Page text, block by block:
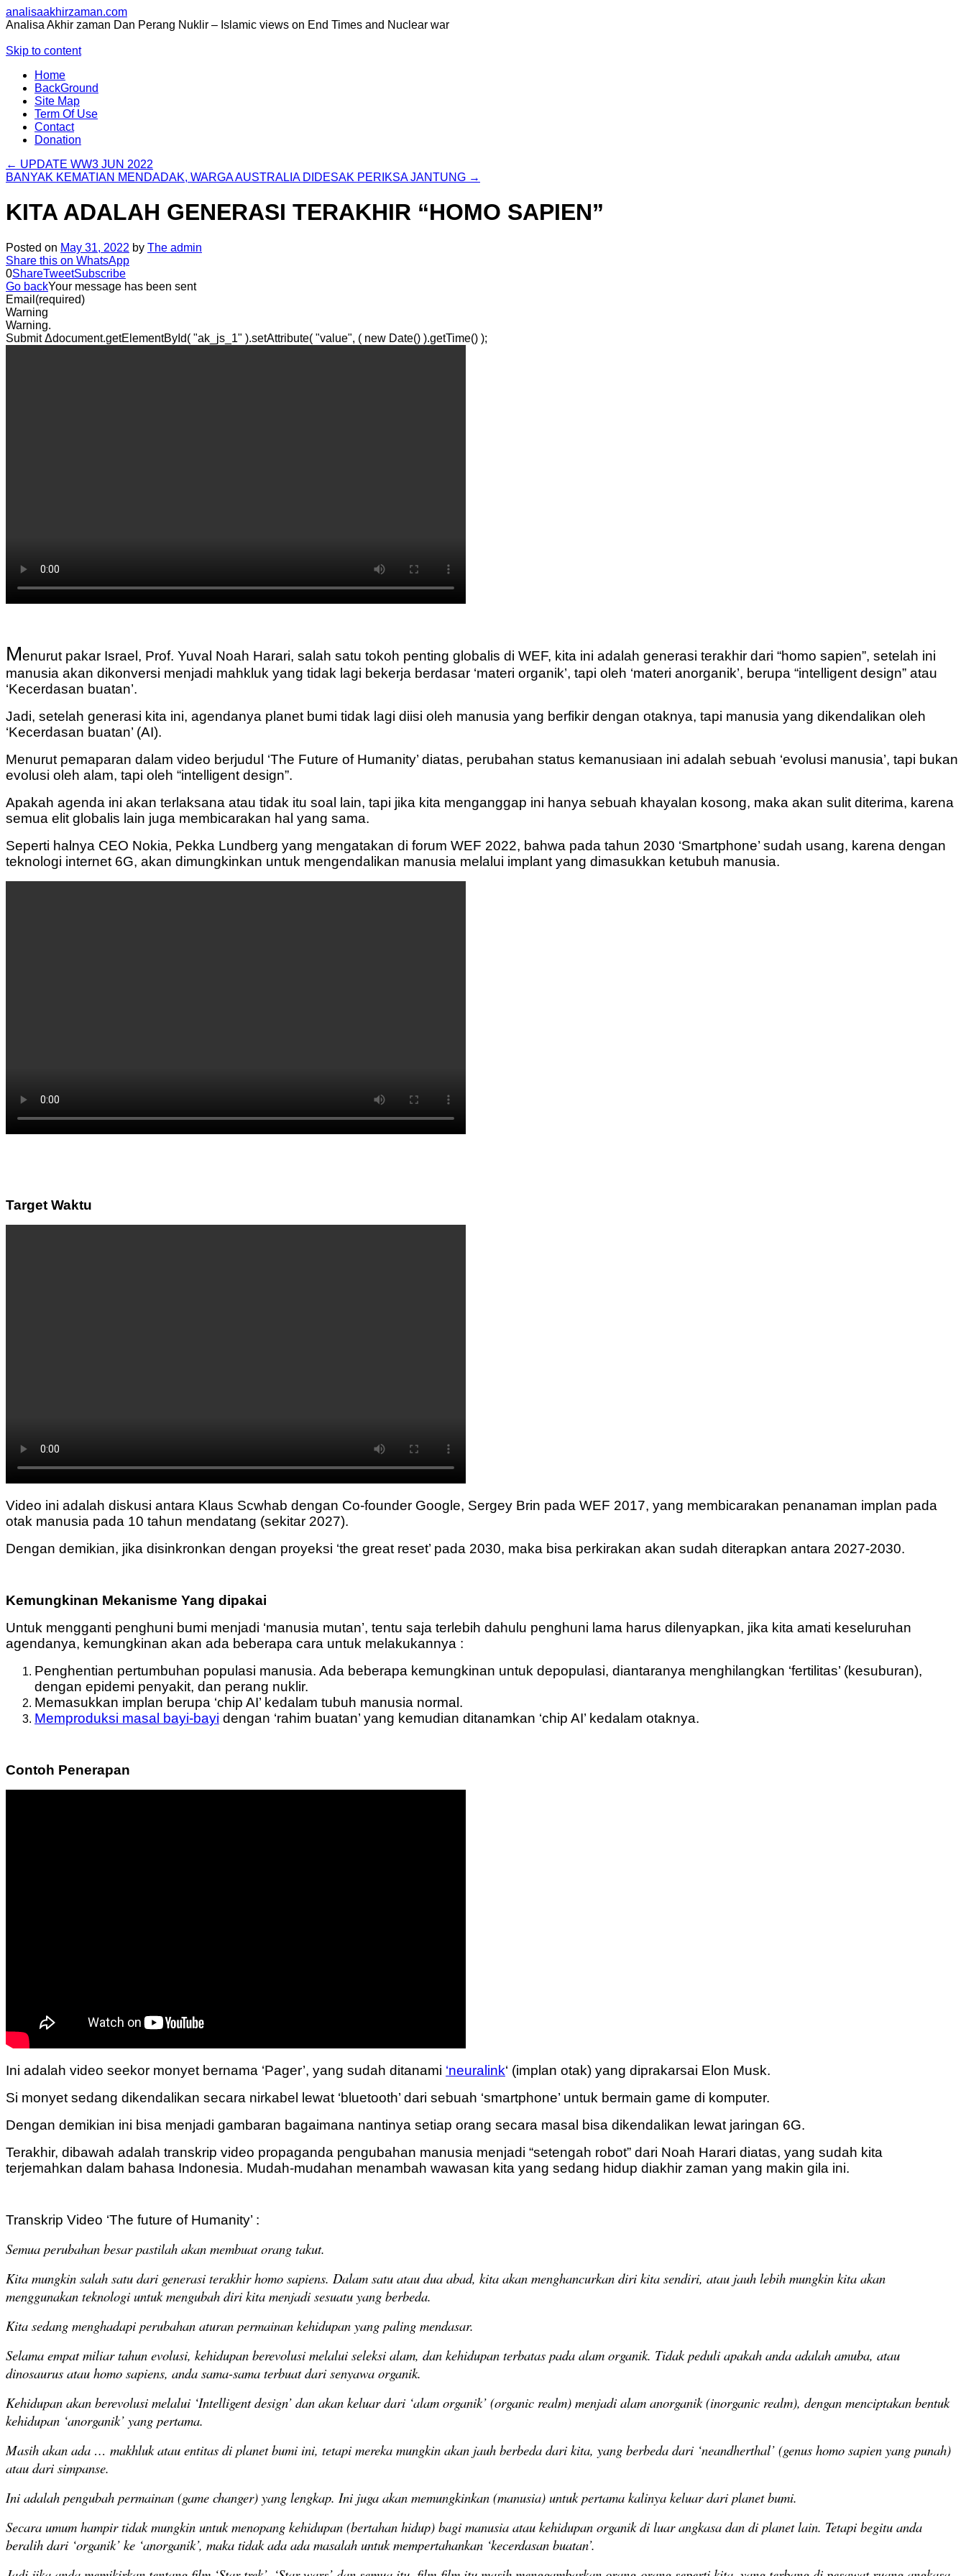
analisaakhirzaman.com
Analisa Akhir zaman Dan Perang Nuklir – Islamic views on End Times and Nuclear war
Skip to content
Home
BackGround
Site Map
Term Of Use
Contact
Donation
← UPDATE WW3 JUN 2022
BANYAK KEMATIAN MENDADAK, WARGA AUSTRALIA DIDESAK PERIKSA JANTUNG →
KITA ADALAH GENERASI TERAKHIR “HOMO SAPIEN”
Posted on May 31, 2022 by The admin
Share this on WhatsApp
0ShareTweetSubscribe
Go backYour message has been sent
Email (required)
Warning
Warning.
Submit Δdocument.getElementById( "ak_js_1" ).setAttribute( "value", ( new Date() ).getTime() );
Menurut pakar Israel, Prof. Yuval Noah Harari, salah satu tokoh penting globalis di WEF, kita ini adalah generasi terakhir dari “homo sapien”, setelah ini
manusia akan dikonversi menjadi mahkluk yang tidak lagi bekerja berdasar ‘materi organik’, tapi oleh ‘materi anorganik’, berupa “intelligent design” atau
‘Kecerdasan buatan’.
Jadi, setelah generasi kita ini, agendanya planet bumi tidak lagi diisi oleh manusia yang berfikir dengan otaknya, tapi manusia yang dikendalikan oleh
‘Kecerdasan buatan’ (AI).
Menurut pemaparan dalam video berjudul ‘The Future of Humanity’ diatas, perubahan status kemanusiaan ini adalah sebuah ‘evolusi manusia’, tapi bukan
evolusi oleh alam, tapi oleh “intelligent design”.
Apakah agenda ini akan terlaksana atau tidak itu soal lain, tapi jika kita menganggap ini hanya sebuah khayalan kosong, maka akan sulit diterima, karena
semua elit globalis lain juga membicarakan hal yang sama.
Seperti halnya CEO Nokia, Pekka Lundberg yang mengatakan di forum WEF 2022, bahwa pada tahun 2030 ‘Smartphone’ sudah usang, karena dengan
teknologi internet 6G, akan dimungkinkan untuk mengendalikan manusia melalui implant yang dimasukkan ketubuh manusia.
Target Waktu
Video ini adalah diskusi antara Klaus Scwhab dengan Co-founder Google, Sergey Brin pada WEF 2017, yang membicarakan penanaman implan pada
otak manusia pada 10 tahun mendatang (sekitar 2027).
Dengan demikian, jika disinkronkan dengan proyeksi ‘the great reset’ pada 2030, maka bisa perkirakan akan sudah diterapkan antara 2027-2030.
Kemungkinan Mekanisme Yang dipakai
Untuk mengganti penghuni bumi menjadi ‘manusia mutan’, tentu saja terlebih dahulu penghuni lama harus dilenyapkan, jika kita amati keseluruhan
agendanya, kemungkinan akan ada beberapa cara untuk melakukannya :
Penghentian pertumbuhan populasi manusia. Ada beberapa kemungkinan untuk depopulasi, diantaranya menghilangkan ‘fertilitas’ (kesuburan),
dengan epidemi penyakit, dan perang nuklir.
Memasukkan implan berupa ‘chip AI’ kedalam tubuh manusia normal.
Memproduksi masal bayi-bayi dengan ‘rahim buatan’ yang kemudian ditanamkan ‘chip AI’ kedalam otaknya.
Contoh Penerapan
Ini adalah video seekor monyet bernama ‘Pager’, yang sudah ditanami ‘neuralink‘ (implan otak) yang diprakarsai Elon Musk.
Si monyet sedang dikendalikan secara nirkabel lewat ‘bluetooth’ dari sebuah ‘smartphone’ untuk bermain game di komputer.
Dengan demikian ini bisa menjadi gambaran bagaimana nantinya setiap orang secara masal bisa dikendalikan lewat jaringan 6G.
Terakhir, dibawah adalah transkrip video propaganda pengubahan manusia menjadi “setengah robot” dari Noah Harari diatas, yang sudah kita
terjemahkan dalam bahasa Indonesia. Mudah-mudahan menambah wawasan kita yang sedang hidup diakhir zaman yang makin gila ini.
Transkrip Video ‘The future of Humanity’ :
Semua perubahan besar pastilah akan membuat orang takut.
Kita mungkin salah satu dari generasi terakhir homo sapiens. Dalam satu atau dua abad, kita akan menghancurkan diri kita sendiri, atau jauh lebih mungkin kita akan
menggunakan teknologi untuk mengubah diri kita menjadi sesuatu yang berbeda.
Kita sedang menghadapi perubahan aturan permainan kehidupan yang paling mendasar.
Selama empat miliar tahun evolusi, kehidupan berevolusi melalui seleksi alam, dan kehidupan terbatas pada alam organik. Tidak peduli apakah anda adalah amuba, atau
dinosaurus atau homo sapiens, anda sama-sama terbuat dari senyawa organik.
Kehidupan akan berevolusi melalui ‘Intelligent design’ dan akan keluar dari ‘alam organik’ (organic realm) menjadi alam anorganik (inorganic realm), dengan menciptakan bentuk
kehidupan ‘anorganik’ yang pertama.
Masih akan ada … makhluk atau entitas di planet bumi ini, tetapi mereka mungkin akan jauh berbeda dari kita, yang berbeda dari ‘neandherthal’ (genus homo sapien yang punah)
atau dari simpanse.
Ini adalah pengubah permainan (game changer) yang lengkap. Ini juga akan memungkinkan (manusia) untuk pertama kalinya keluar dari planet bumi.
Secara umum hampir tidak mungkin untuk menopang kehidupan (bertahan hidup) bagi manusia atau kehidupan organik di luar angkasa dan di planet lain. Tetapi begitu anda
beralih dari ‘organik’ ke ‘anorganik’, maka tidak ada ada masalah untuk mempertahankan ‘kecerdasan buatan’.